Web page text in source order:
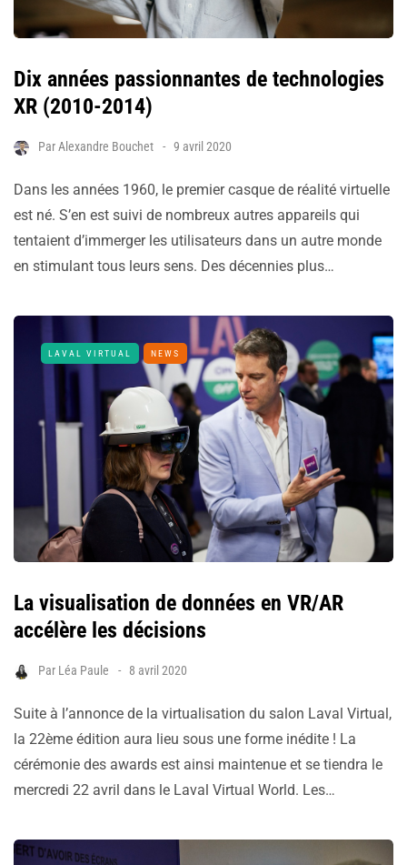
Dix années passionnantes de technologies
XR (2010-2014)
ParAlexandre Bouchet 9 avril 2020
Dans les années 1960, le premier casque de réalité virtuelle
est né. S’en est suivi de nombreux autres appareils qui
tentaient d’immerger les utilisateurs dans un autre monde
en stimulant tous leurs sens. Des décennies plus…
LAVAL VIRTUAL NEWS
La visualisation de données en VR/AR
accélère les décisions
Par Léa Paule 8 avril 2020
Suite à l’annonce de la virtualisation du salon Laval Virtual,
la 22ème édition aura lieu sous une forme inédite ! La
cérémonie des awards est ainsi maintenue et se tiendra le
mercredi 22 avril dans le Laval Virtual World. Les…